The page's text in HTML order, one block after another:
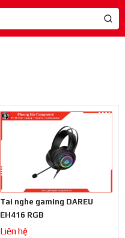
Tai nghe gaming DAREU
EH416 RGB
Liên hệ